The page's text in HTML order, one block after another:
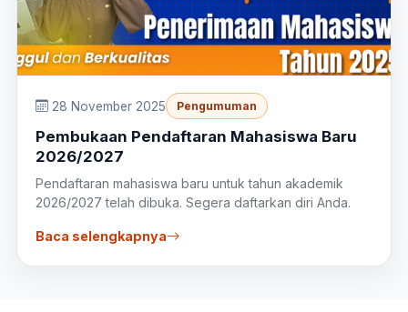
28 November 2025 Pengumuman
Pembukaan Pendaftaran Mahasiswa Baru
2026/2027
Pendaftaran mahasiswa baru untuk tahun akademik
2026/2027 telah dibuka. Segera daftarkan diri Anda.
Baca selengkapnya